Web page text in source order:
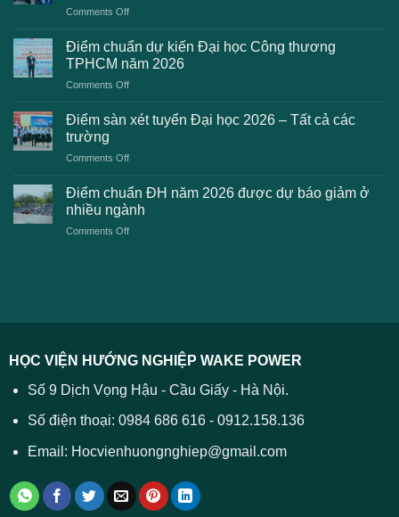
bố
chuẩn
Đại
kiến
Comments Offon
lỗi
2K8
gặp
phải
thanh
tuyển
ĐH
Điểm chuẩn dự kiến Đại học Công thương
TPHCM năm 2026
Comments Offon
chuẩn
Đại
Công
thương
Điểm sàn xét tuyển Đại học 2026 – Tất cả các
trường
Comments Offon
sàn
xét
tuyển
Đại
Điểm chuẩn ĐH năm 2026 được dự báo giảm ở
nhiều ngành
Comments Offon
giảm
nhiều
HỌC VIỆN HƯỚNG NGHIỆP WAKE POWER
Số 9 Dịch Vọng Hậu - Cầu Giấy - Hà Nội.
Số điện thoại: 0984 686 616 - 0912.158.136
Email: Hocvienhuongnghiep@gmail.com